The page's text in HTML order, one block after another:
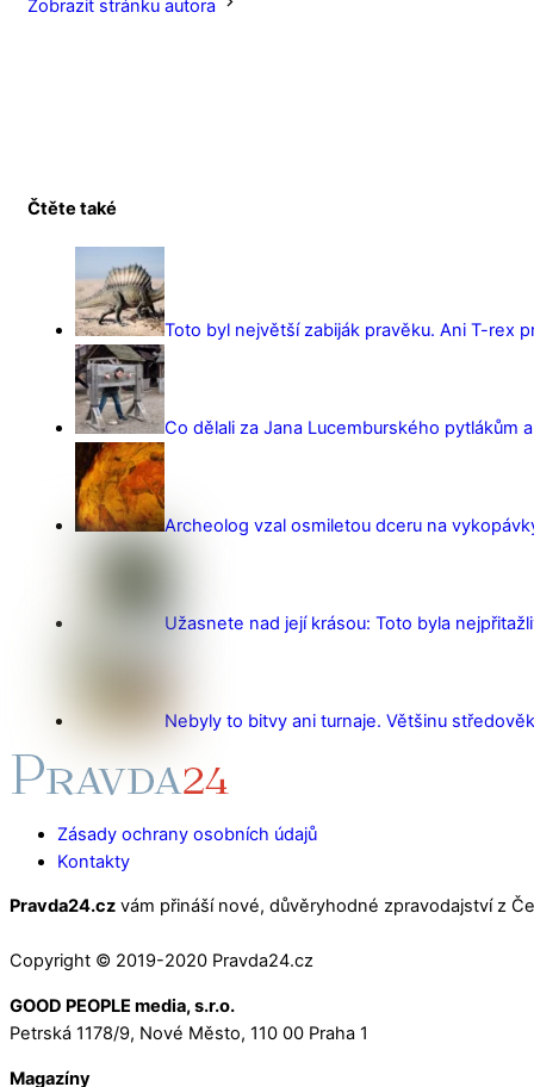
Zobrazit stránku autora
Čtěte také
Toto byl největší zabiják pravěku. Ani T-rex
Co dělali za Jana Lucemburského pytlákům
Archeolog vzal osmiletou dceru na
Užasnete nad její krásou: Toto byla
Nebyly to bitvy ani turnaje. Většinu
Zásady ochrany osobních údajů
Kontakty
Pravda24.cz vám přináší nové, důvěryhodné zpravodajství z
Copyright © 2019-2020 Pravda24.cz
GOOD PEOPLE media, s.r.o.
Petrská 1178/9, Nové Město, 110 00 Praha 1
Magazíny